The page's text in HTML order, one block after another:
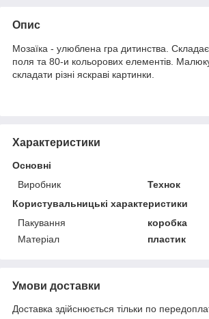
Опис
Мозаїка - улюблена гра дитинства.
поля та 80-и кольорових елементів.
складати різні яскраві картинки.
Характеристики
Основні
Виробник
Технок
Користувальницькі характеристики
Пакування
коробка
Матеріал
пластик
Умови доставки
Доставка здійснюється тільки по